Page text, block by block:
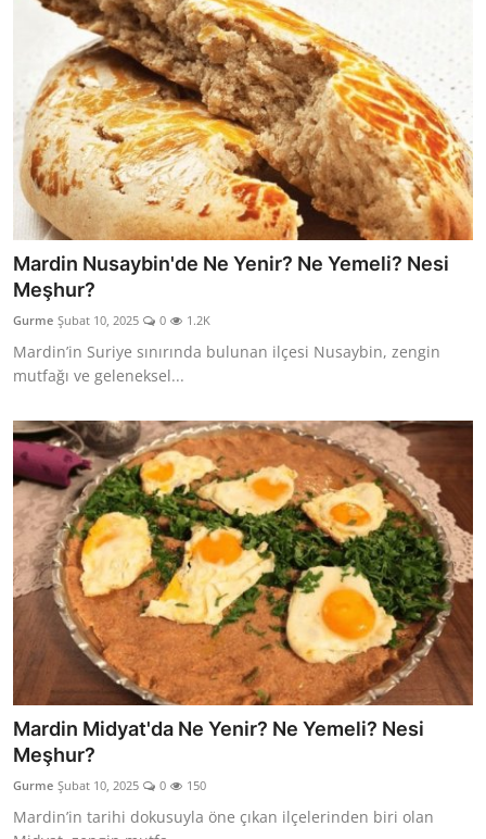
Mardin Nusaybin'de Ne Yenir? Ne Yemeli? Nesi
Meşhur?
Gurme Şubat 10, 2025 0 1.2K
Mardin’in Suriye sınırında bulunan ilçesi Nusaybin, zengin
mutfağı ve geleneksel...
Mardin Midyat'da Ne Yenir? Ne Yemeli? Nesi
Meşhur?
Gurme Şubat 10, 2025 0 150
Mardin’in tarihi dokusuyla öne çıkan ilçelerinden biri olan